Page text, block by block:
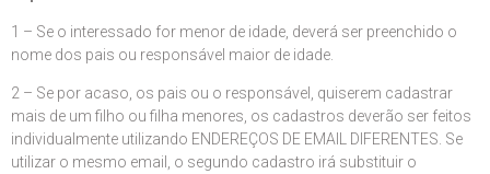
1 – Se o interessado for menor de idade, deverá ser preenchido o
nome dos pais ou responsável maior de idade.
2 – Se por acaso, os pais ou o responsável, quiserem cadastrar
mais de um filho ou filha menores, os cadastros deverão ser feitos
individualmente utilizando ENDEREÇOS DE EMAIL DIFERENTES. Se
utilizar o mesmo email, o segundo cadastro irá substituir o